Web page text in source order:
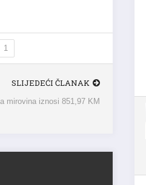
1
SLIJEDEĆI ČLANAK
mirovina iznosi 851,97 KM